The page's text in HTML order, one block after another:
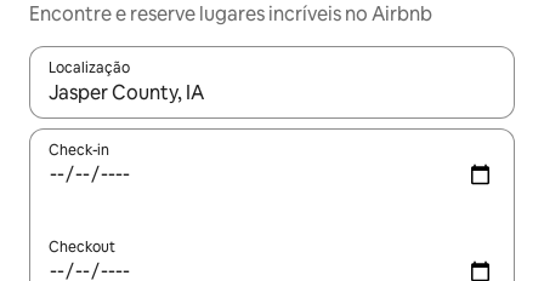
Encontre e reserve lugares incríveis no Airbnb
Localização
Quando os resultados estiverem disponíveis, explore-os
Check-in
Checkout